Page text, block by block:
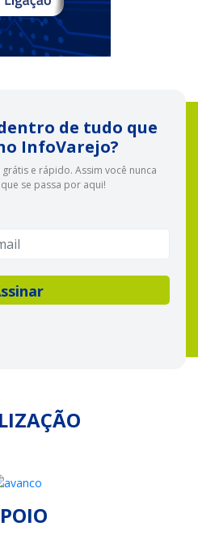
de tudo que
InfoVarejo?
e rápido. Assim você nunca
se passa por aqui!